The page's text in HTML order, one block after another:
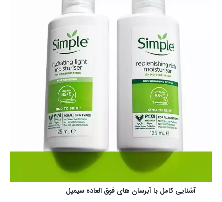
آشنایی کامل با آبرسان های فوق العاده سیمپل